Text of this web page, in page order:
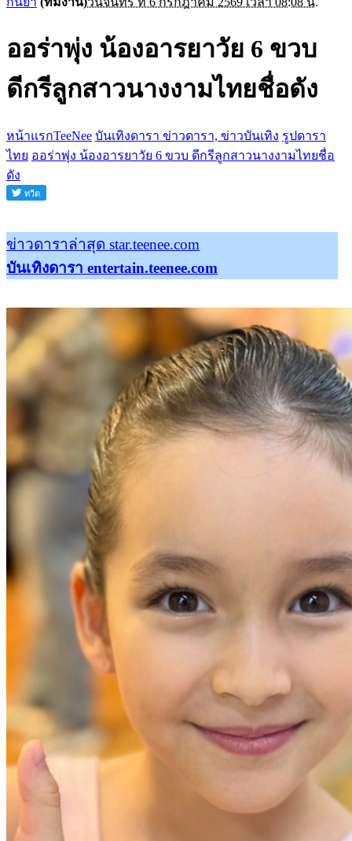
ออร่าพุ่ง น้องอารยาวัย 6 ขวบ
ดีกรีลูกสาวนางงามไทยชื่อดัง
หน้าแรกTeeNee บันเทิงดารา ข่าวดารา, ข่าวบันเทิง รูปดารา
ไทย ออร่าพุ่ง น้องอารยาวัย 6 ขวบ ดีกรีลูกสาวนางงามไทยชื่อ
ดัง
ข่าวดาราล่าสุด star.teenee.com
บันเทิงดารา entertain.teenee.com